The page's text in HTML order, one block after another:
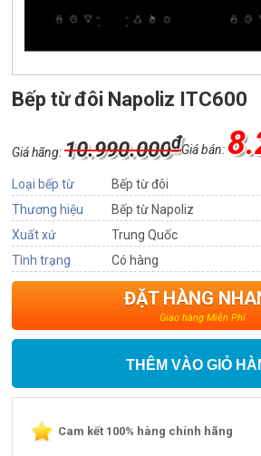
Bếp từ đôi Napoliz ITC600
Giá bán:
Giá hãng:10.990.000₫
Loại bếp từ
Bếp từ đôi
Thương hiệu
Bếp từ Napoliz
Xuất xứ
Trung Quốc
Tình trạng
Có hàng
ĐẶT HÀNG
Giao hàng Miễn Phí
THÊM VÀO GIỎ
Cam kết 100% hàng chính hãng